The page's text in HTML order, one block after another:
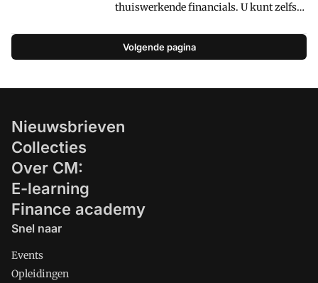
thuiswerkende financials. U kunt zelfs
om kennis te vergaren. Maar wat zijn nu
de do's en dont's van al dat beeldbellen.
veel mogelijk vooraf structuur te geven.
Volgende pagina
Nieuwsbrieven
Collecties
Over CM:
E-learning
Finance academy
Snel naar
Events
Opleidingen